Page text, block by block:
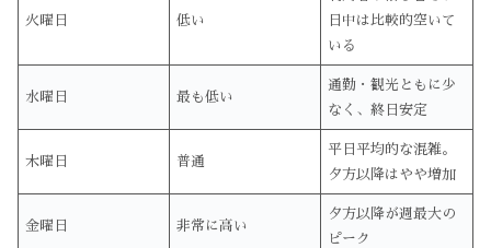
火曜日 低い
日中は比較的空いて
いる
水曜日 最も低い
通勤・観光ともに少
なく、終日安定
木曜日 普通
平日平均的な混雑。
夕方以降はやや増加
金曜日 非常に高い
夕方以降が週最大の
ピーク